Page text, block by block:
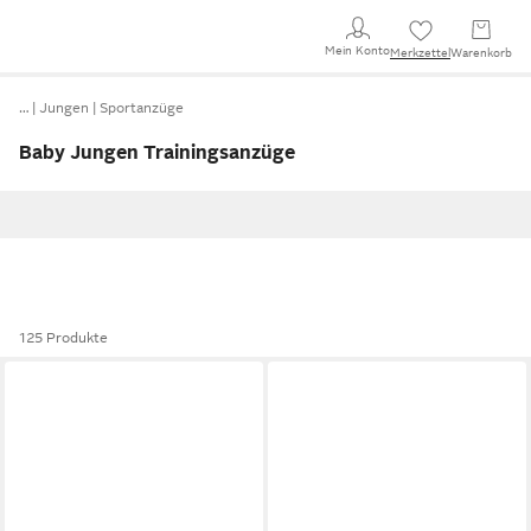
Mein KontoMerkzettel Warenkorb
… Jungen Sportanzüge
Baby Jungen Trainingsanzüge
125 Produkte